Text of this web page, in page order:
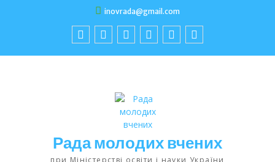
inovrada@gmail.com
Рада молодих вчених
при Міністерстві освіти і науки України